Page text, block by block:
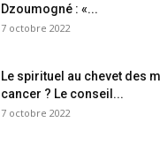
Dzoumogné : «...
7 octobre 2022
Le spirituel au chevet des
cancer ? Le conseil...
7 octobre 2022